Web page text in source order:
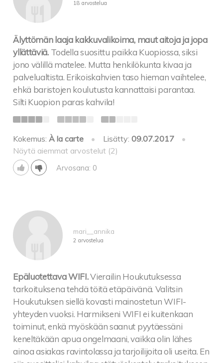
18 arvostelua
Älyttömän laaja kakkuvalikoima, maut aitoja ja jopa
yllättäviä. Todella suosittu paikka Kuopiossa, siksi
jono välillä matelee. Mutta henkilökunta kivaa ja
palvelualtista. Erikoiskahvien taso hieman vaihtelee,
ehkä baristojen koulutusta kannattaisi parantaa.
Silti Kuopion paras kahvila!
Kokemus:À la carte • Lisätty: 09.07.2017
•
Näytä aiemmat arvostelut (2)
Arvosana: 0
mari__annika
2 arvostelua
Epäluotettava WIFI.Vierailin Houkutuksessa
tarkoituksena tehdä töitä etäpäivänä. Valitsin
Houkutuksen siellä kovasti mainostetun WIFI-
yhteyden vuoksi. Harmikseni WIFI ei kuitenkaan
toiminut, enkä myöskään saanut pyytäessäni
keneltäkään apua ongelmaani, vaikka olin lähes
ainoa asiakas ravintolassa ja tarjoilijoita oli useita. En